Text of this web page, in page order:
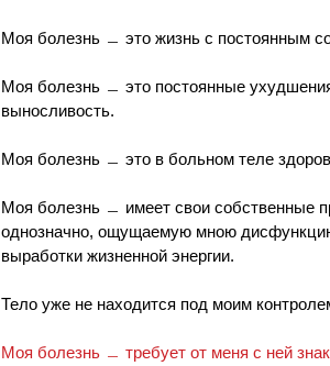
Моя болезнь ﹘ это жизнь с постоянным
Моя болезнь ﹘ это постоянные
выносливость.
Моя болезнь ﹘ это в больном теле
Моя болезнь ﹘ имеет свои собственные
однозначно, ощущаемую мною
выработки жизненной энергии.
Тело уже не находится под моим
Моя болезнь ﹘ требует от меня с ней